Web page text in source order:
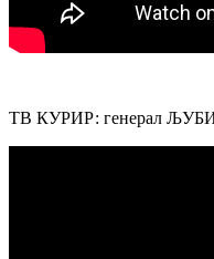
ТВ КУРИР: генерал